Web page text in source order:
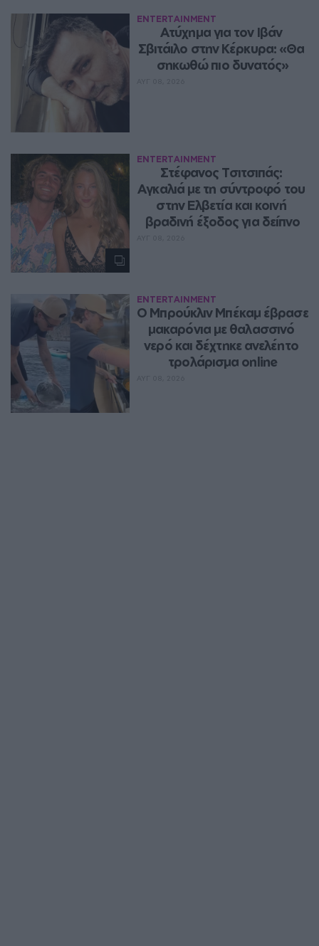
ENTERTAINMENT
Ατύχημα για τον Ιβάν
Σβιτάιλο στην Κέρκυρα: «Θα
σηκωθώ πιο δυνατός»
ENTERTAINMENT
Στέφανος Τσιτσιπάς:
Αγκαλιά με τη σύντροφό του
στην Ελβετία και κοινή
βραδινή έξοδος για δείπνο
ENTERTAINMENT
Ο Μπρούκλιν Μπέκαμ έβρασε
μακαρόνια με θαλασσινό
νερό και δέχτηκε ανελέητο
τρολάρισμα online